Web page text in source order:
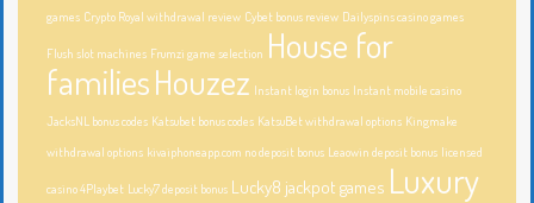
games Crypto Royal withdrawal review Cybet bonus review Dailyspins casino games
Flush slot machines Frumzi game selection House for
familiesHouzez Instant login bonus Instant mobile casino
JacksNL bonus codes Katsubet bonus codes KatsuBet withdrawal options Kingmake
withdrawal options kivaiphoneapp.com no deposit bonus Leaowin deposit bonus licensed
casino 4Playbet Lucky7 deposit bonus Lucky8 jackpot games Luxury